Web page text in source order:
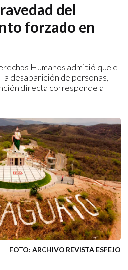
del
forzado en
Humanos admitió que el
desaparición de personas,
directa corresponde a
FOTO: ARCHIVO REVISTA ESPEJO